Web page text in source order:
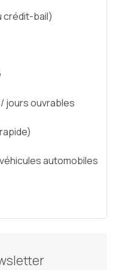
crédit-bail)
jours ouvrables
automobiles